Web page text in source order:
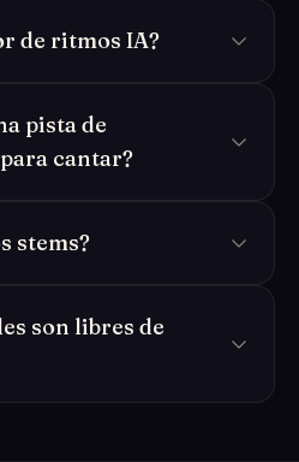
de ritmos IA?
pista de
cantar?
stems?
son libres de